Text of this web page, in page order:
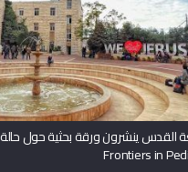
القدس ينشرون ورقة بحثية حول حالة